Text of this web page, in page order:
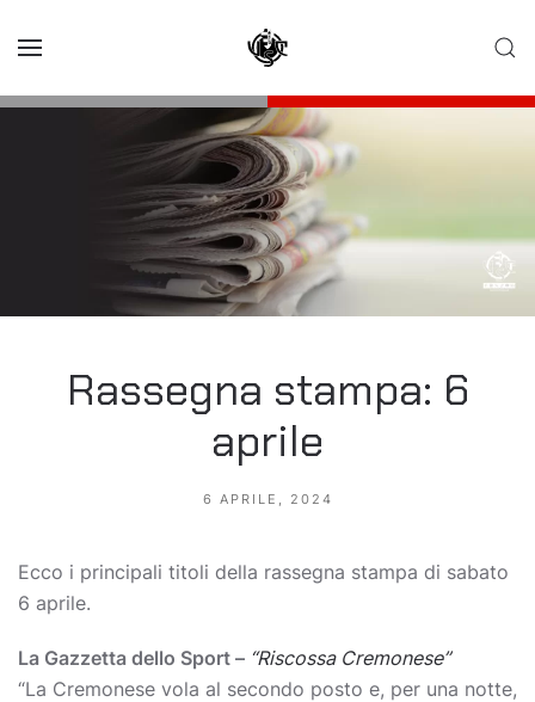
Rassegna stampa: 6
aprile
6 APRILE, 2024
Ecco i principali titoli della rassegna stampa di sabato
6 aprile.
La Gazzetta dello Sport – “Riscossa Cremonese”
“La Cremonese vola al secondo posto e, per una notte,